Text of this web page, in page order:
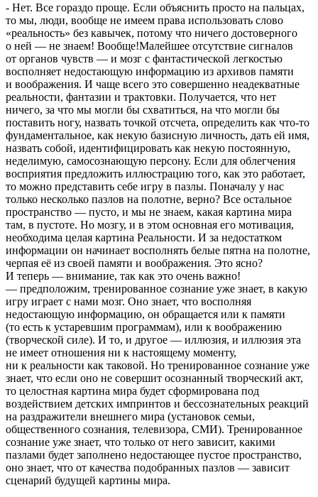
- Нет. Все гораздо проще. Если объяснить просто на пальцах,
то мы, люди, вообще не имеем права использовать слово
«реальность» без кавычек, потому что ничего достоверного
о ней — не знаем! Вообще!Малейшее отсутствие сигналов
от органов чувств — и мозг с фантастической легкостью
восполняет недостающую информацию из архивов памяти
и воображения. И чаще всего это совершенно неадекватные
реальности, фантазии и трактовки. Получается, что нет
ничего, за что мы могли бы схватиться, на что могли бы
поставить ногу, назвать точкой отсчета, определить как что-то
фундаментальное, как некую базисную личность, дать ей имя,
назвать собой, идентифицировать как некую постоянную,
неделимую, самосознающую персону. Если для облегчения
восприятия предложить иллюстрацию того, как это работает,
то можно представить себе игру в пазлы. Поначалу у нас
только несколько пазлов на полотне, верно? Все остальное
пространство — пусто, и мы не знаем, какая картина мира
там, в пустоте. Но мозгу, и в этом основная его мотивация,
необходима целая картина Реальности. И за недостатком
информации он начинает восполнять белые пятна на полотне,
черпая её из своей памяти и воображения. Это ясно?
И теперь — внимание, так как это очень важно!
— предположим, тренированное сознание уже знает, в какую
игру играет с нами мозг. Оно знает, что восполняя
недостающую информацию, он обращается или к памяти
(то есть к устаревшим программам), или к воображению
(творческой силе). И то, и другое — иллюзия, и иллюзия эта
не имеет отношения ни к настоящему моменту,
ни к реальности как таковой. Но тренированное сознание уже
знает, что если оно не совершит осознанный творческий акт,
то целостная картина мира будет сформирована под
воздействием детских импринтов и бессознательных реакций
на раздражители внешнего мира (установок семьи,
общественного сознания, телевизора, СМИ). Тренированное
сознание уже знает, что только от него зависит, какими
пазлами будет заполнено недостающее пустое пространство,
оно знает, что от качества подобранных пазлов — зависит
сценарий будущей картины мира.